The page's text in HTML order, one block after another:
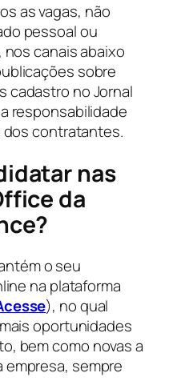
as vagas, não
pessoal ou
canais abaixo
sobre
cadastro no Jornal
responsabilidade
contratantes.
nas
da
o seu
na plataforma
), no qual
oportunidades
bem como novas a
empresa, sempre